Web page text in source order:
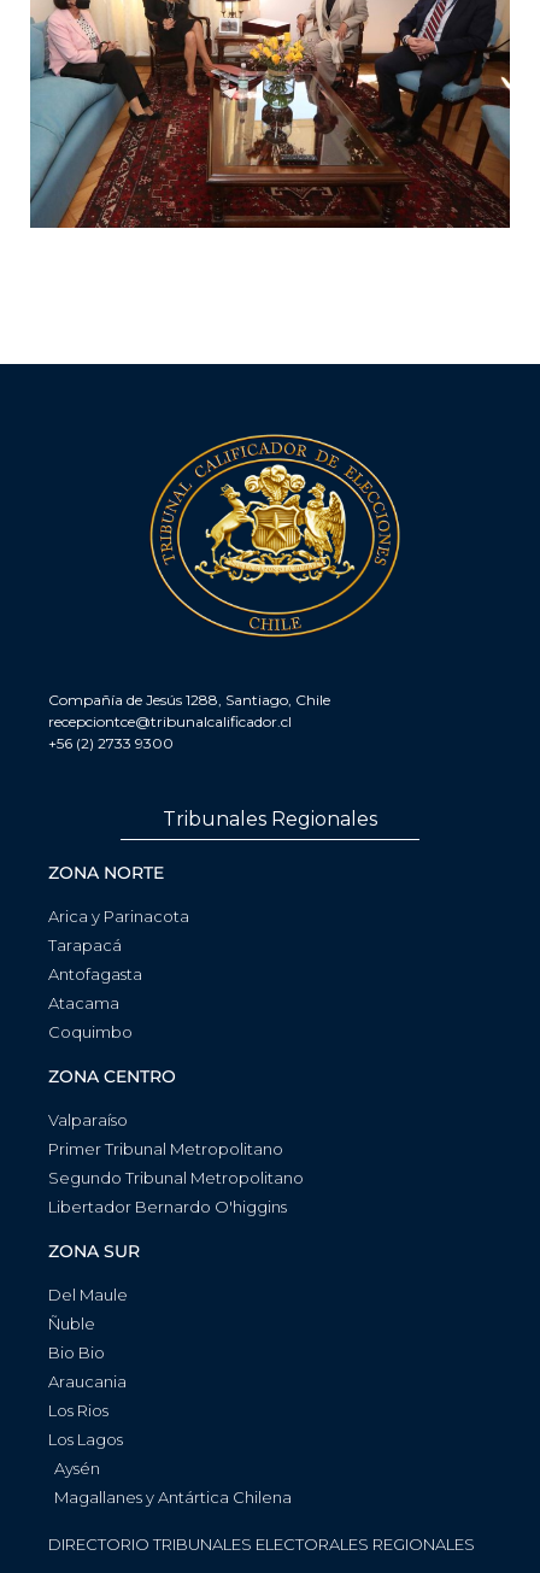
Compañía de Jesús 1288, Santiago, Chile
recepciontce@tribunalcalificador.cl
+56 (2) 2733 9300
Tribunales Regionales
ZONA NORTE
Arica y Parinacota
Tarapacá
Antofagasta
Atacama
Coquimbo
ZONA CENTRO
Valparaíso
Primer Tribunal Metropolitano
Segundo Tribunal Metropolitano
Libertador Bernardo O'higgins
ZONA SUR
Del Maule
Ñuble
Bio Bio
Araucania
Los Rios
Los Lagos
Aysén
Magallanes y Antártica Chilena
DIRECTORIO TRIBUNALES ELECTORALES REGIONALES